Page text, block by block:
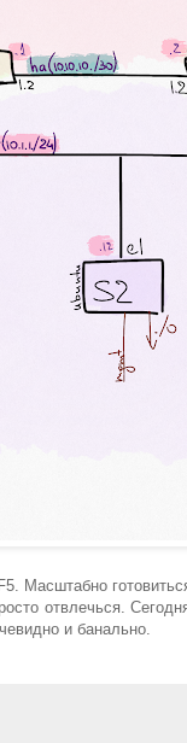
Масштабно
отвлечься.
и банально.